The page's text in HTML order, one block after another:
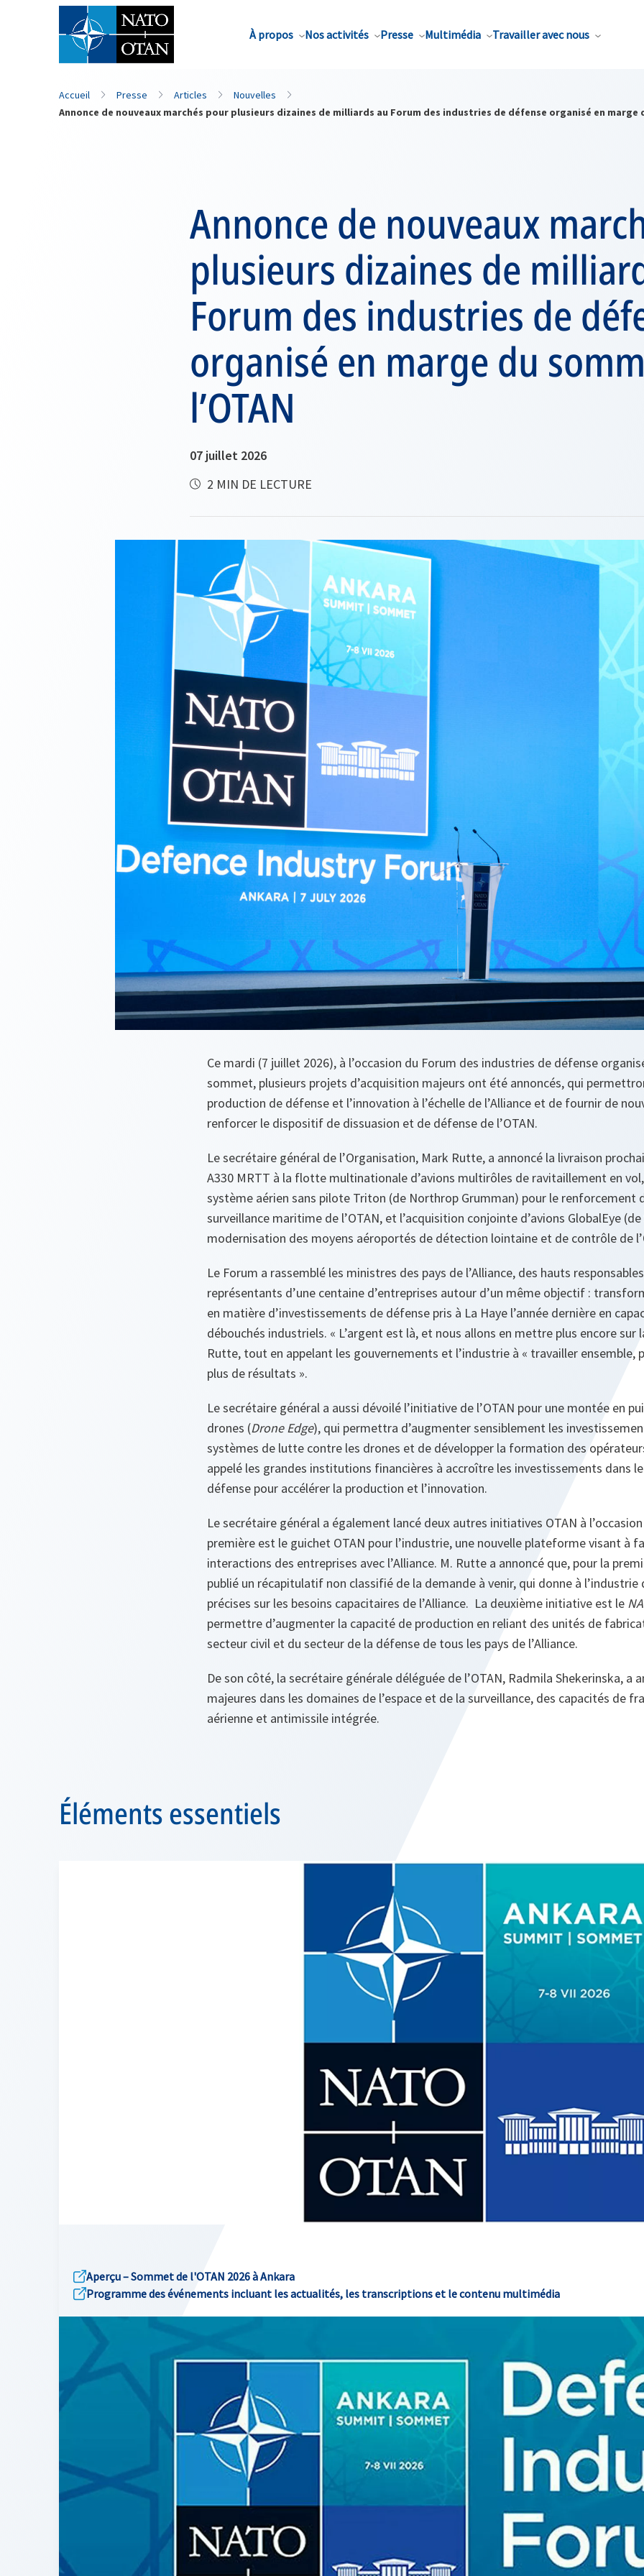
À propos Nos activités Presse Multimédia Travailler avec nous
Nom de famille*
Accueil Presse Articles
Nouvelles
Annonce de nouveaux marchés pour plusieurs dizaines de milliards au Forum des industries de défense organisé en marge
Annonce de nouveaux
plusieurs dizaines de
Forum des industries de
organisé en marge du
l’OTAN
07 juillet 2026
2 MIN DE LECTURE
Ce mardi (7 juillet 2026), à l’occasion du Forum des industries de défense
sommet, plusieurs projets d’acquisition majeurs ont été annoncés, qui
production de défense et l’innovation à l’échelle de l’Alliance et de fournir de
renforcer le dispositif de dissuasion et de défense de l’OTAN.
Le secrétaire général de l’Organisation, Mark Rutte, a annoncé la livraison
A330 MRTT à la flotte multinationale d’avions multirôles de ravitaillement en
système aérien sans pilote Triton (de Northrop Grumman) pour le renforcement
surveillance maritime de l’OTAN, et l’acquisition conjointe d’avions GlobalEye (de
modernisation des moyens aéroportés de détection lointaine et de contrôle de
Le Forum a rassemblé les ministres des pays de l’Alliance, des hauts
représentants d’une centaine d’entreprises autour d’un même objectif :
en matière d’investissements de défense pris à La Haye l’année dernière en
débouchés industriels. « L’argent est là, et nous allons en mettre plus encore sur
Rutte, tout en appelant les gouvernements et l’industrie à « travailler ensemble,
plus de résultats ».
Le secrétaire général a aussi dévoilé l’initiative de l’OTAN pour une montée en
drones (Drone Edge), qui permettra d’augmenter sensiblement les
systèmes de lutte contre les drones et de développer la formation des
appelé les grandes institutions financières à accroître les investissements dans
défense pour accélérer la production et l’innovation.
Le secrétaire général a également lancé deux autres initiatives OTAN à
première est le guichet OTAN pour l’industrie, une nouvelle plateforme visant à
interactions des entreprises avec l’Alliance. M. Rutte a annoncé que, pour la
publié un récapitulatif non classifié de la demande à venir, qui donne à
précises sur les besoins capacitaires de l’Alliance. La deuxième initiative est le
permettre d’augmenter la capacité de production en reliant des unités de
secteur civil et du secteur de la défense de tous les pays de l’Alliance.
De son côté, la secrétaire générale déléguée de l’OTAN, Radmila Shekerinska, a
majeures dans les domaines de l’espace et de la surveillance, des capacités de
aérienne et antimissile intégrée.
Éléments essentiels
Aperçu – Sommet de l'OTAN 2026 à Ankara
Programme des événements incluant les actualités, les transcriptions et le contenu multimédia